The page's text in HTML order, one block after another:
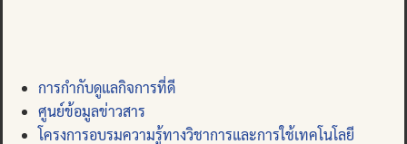
การกำกับดูแลกิจการที่ดี
ศูนย์ข้อมูลข่าวสาร
โครงการอบรมความรู้ทางวิชาการและการใช้เทคโนโลยี